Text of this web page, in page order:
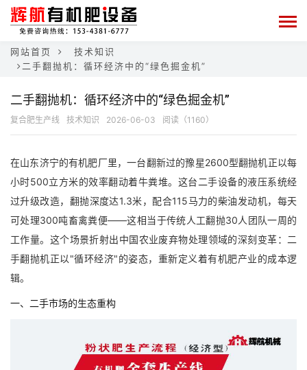
网站首页
技术知识
二手翻抛机：循环经济中的“绿色掘金机”
二手翻抛机：循环经济中的“绿色掘金机”
复合肥生产线 技术知识 2026-06-03 阅读（1160）
在山东济宁的有机肥厂里，一台翻新过的豫星2600型翻抛机正以每
小时500立方米的效率翻动着牛粪堆。这台二手设备的液压系统经
过升级改造，翻抛深度达1.3米，配合115马力的柴油发动机，每天
可处理300吨畜禽粪便——这相当于传统人工翻抛30人团队一周的
工作量。这个场景折射出中国农业废弃物处理领域的深刻变革：二
手翻抛机正以"循环经济"的姿态，重新定义着有机肥产业的成本逻
辑。
一、二手市场的生态重构